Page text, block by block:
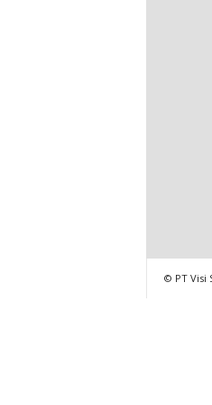
© PT Visi